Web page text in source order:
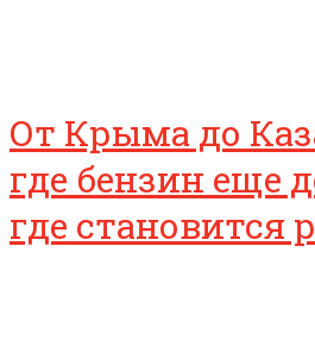
От Крыма до
где бензин еще
где становится